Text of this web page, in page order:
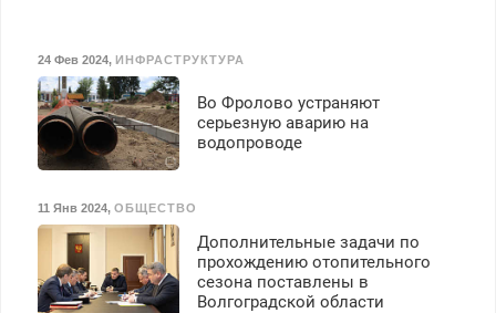
24 Фев 2024, ИНФРАСТРУКТУРА
Во Фролово устраняют
серьезную аварию на
водопроводе
11 Янв 2024, ОБЩЕСТВО
Дополнительные задачи по
прохождению отопительного
сезона поставлены в
Волгоградской области